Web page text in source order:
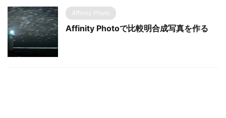
Affinity Photo
Affinity Photoで比較明合成写真を作る